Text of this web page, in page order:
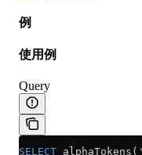
例
使用例
Query
SELECT alphaTokens(